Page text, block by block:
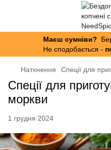
Маєш сумніви?
Не сподобається -
Натхнення Спеції для
Спеції для
моркви
1 грудня 2024